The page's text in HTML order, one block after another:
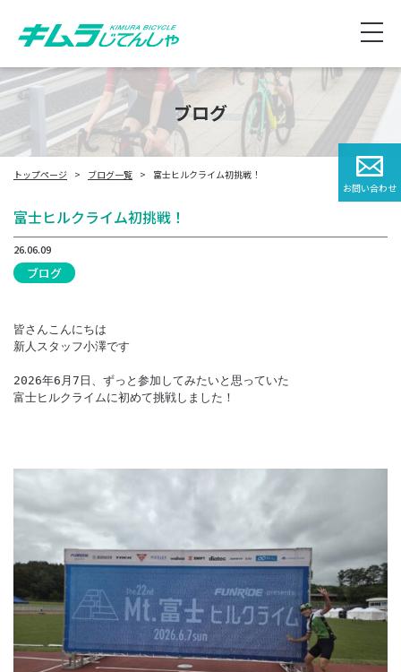
ブログ
トップページ ブログ一覧 富士ヒルクライム初挑戦！
富士ヒルクライム初挑戦！
26.06.09
ブログ
皆さんこんにちは
新人スタッフ小澤です
2026年6月7日、ずっと参加してみたいと思っていた
富士ヒルクライムに初めて挑戦しました！
お問い合わせ